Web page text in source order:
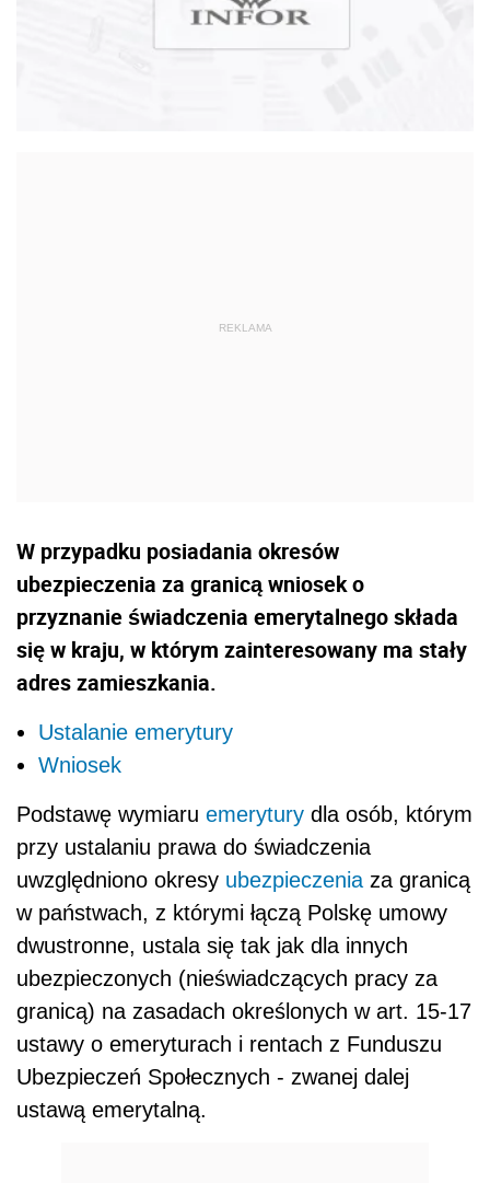
W przypadku posiadania okresów
ubezpieczenia za granicą wniosek o
przyznanie świadczenia emerytalnego składa
się w kraju, w którym zainteresowany ma stały
adres zamieszkania.
Ustalanie emerytury
Wniosek
Podstawę wymiaru emerytury dla osób, którym
przy ustalaniu prawa do świadczenia
uwzględniono okresy ubezpieczenia za granicą
w państwach, z którymi łączą Polskę umowy
dwustronne, ustala się tak jak dla innych
ubezpieczonych (nieświadczących pracy za
granicą) na zasadach określonych w art. 15-17
ustawy o emeryturach i rentach z Funduszu
Ubezpieczeń Społecznych - zwanej dalej
ustawą emerytalną.